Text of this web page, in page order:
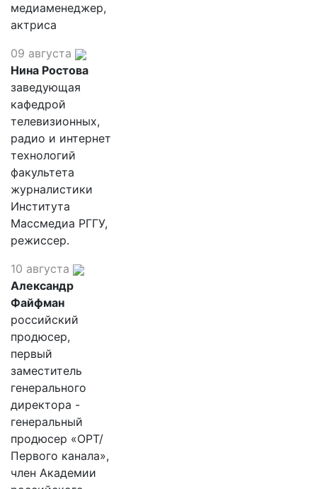
медиаменеджер,
актриса
09 августа
Нина Ростова
заведующая
кафедрой
телевизионных,
радио и интернет
технологий
факультета
журналистики
Института
Массмедиа РГГУ,
режиссер.
10 августа
Александр
Файфман
российский
продюсер,
первый
заместитель
генерального
директора -
генеральный
продюсер «ОРТ/
Первого канала»,
член Академии